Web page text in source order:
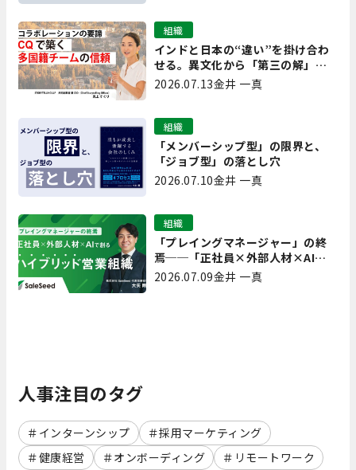
インドと日本の“違い”を掛け合わ
せる。異文化から「第三の解」を
生み出す実践【現場を変えるCQ白
組織
2026.07.13金井 一真
「メンバーシップ型」の限界と、
「ジョブ型」の落とし穴
組織
2026.07.10金井 一真
「プレイングマネージャー」の終
焉──「正社員×外部人材×AI」
で創るハイブリッド営業組織
組織
2026.07.09金井 一真
人事注目のタグ
インターンシップ
採用マーケティング
健康経営
オンボーディング
リモートワーク